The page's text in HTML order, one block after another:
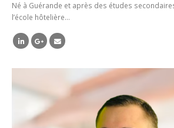
Né à Guérande et après des études
l’école hôtelière…